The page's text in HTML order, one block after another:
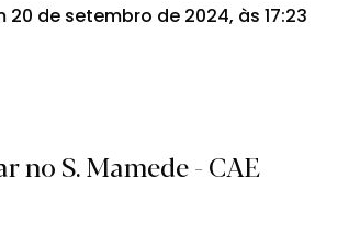
20 de setembro de 2024, às 17:23
no S. Mamede - CAE